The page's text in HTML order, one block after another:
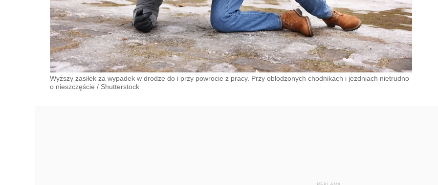
Wyższy zasiłek za wypadek w drodze do i przy powrocie z pracy. Przy oblodzonych chodnikach i jezdniach nietrudno
o nieszczęście / Shutterstock